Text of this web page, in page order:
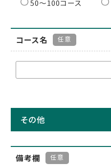
50〜100コース
コース名 任意
その他
備考欄 任意